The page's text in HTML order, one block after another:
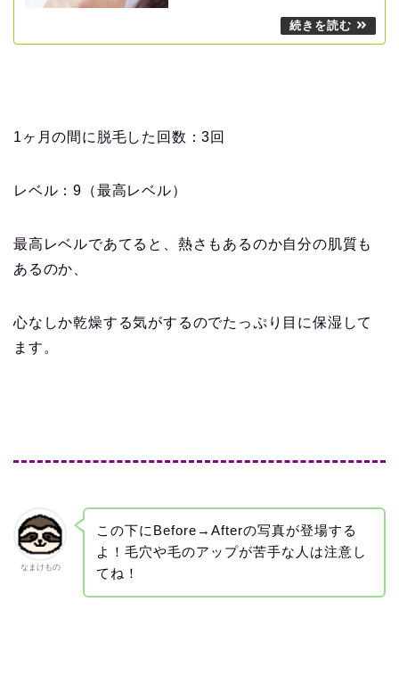
1ヶ月の間に脱毛した回数：3回
レベル：9（最高レベル）
最高レベルであてると、熱さもあるのか自分の肌質も
あるのか、
心なしか乾燥する気がするのでたっぷり目に保湿して
ます。
なまけもの
この下にBefore→Afterの写真が登場する
よ！毛穴や毛のアップが苦手な人は注意し
てね！